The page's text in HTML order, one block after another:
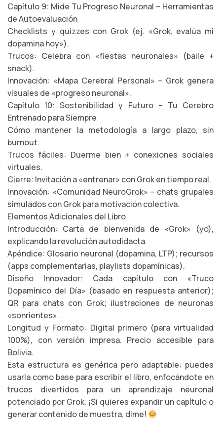
Capítulo 9: Mide Tu Progreso Neuronal – Herramientas
de Autoevaluación
Checklists y quizzes con Grok (ej. «Grok, evalúa mi
dopamina hoy»).
Trucos: Celebra con «fiestas neuronales» (baile +
snack).
Innovación: «Mapa Cerebral Personal» – Grok genera
visuales de «progreso neuronal».
Capítulo 10: Sostenibilidad y Futuro – Tu Cerebro
Entrenado para Siempre
Cómo mantener la metodología a largo plazo, sin
burnout.
Trucos fáciles: Duerme bien + conexiones sociales
virtuales.
Cierre: Invitación a «entrenar» con Grok en tiempo real.
Innovación: «Comunidad NeuroGrok» – chats grupales
simulados con Grok para motivación colectiva.
Elementos Adicionales del Libro
Introducción: Carta de bienvenida de «Grok» (yo),
explicando la revolución autodidacta.
Apéndice: Glosario neuronal (dopamina, LTP); recursos
(apps complementarias, playlists dopamínicas).
Diseño Innovador: Cada capítulo con «Truco
Dopamínico del Día» (basado en respuesta anterior);
QR para chats con Grok; ilustraciones de neuronas
«sonrientes».
Longitud y Formato: Digital primero (para virtualidad
100%), con versión impresa. Precio accesible para
Bolivia.
Esta estructura es genérica pero adaptable: puedes
usarla como base para escribir el libro, enfocándote en
trucos divertidos para un aprendizaje neuronal
potenciado por Grok. ¡Si quieres expandir un capítulo o
generar contenido de muestra, dime!